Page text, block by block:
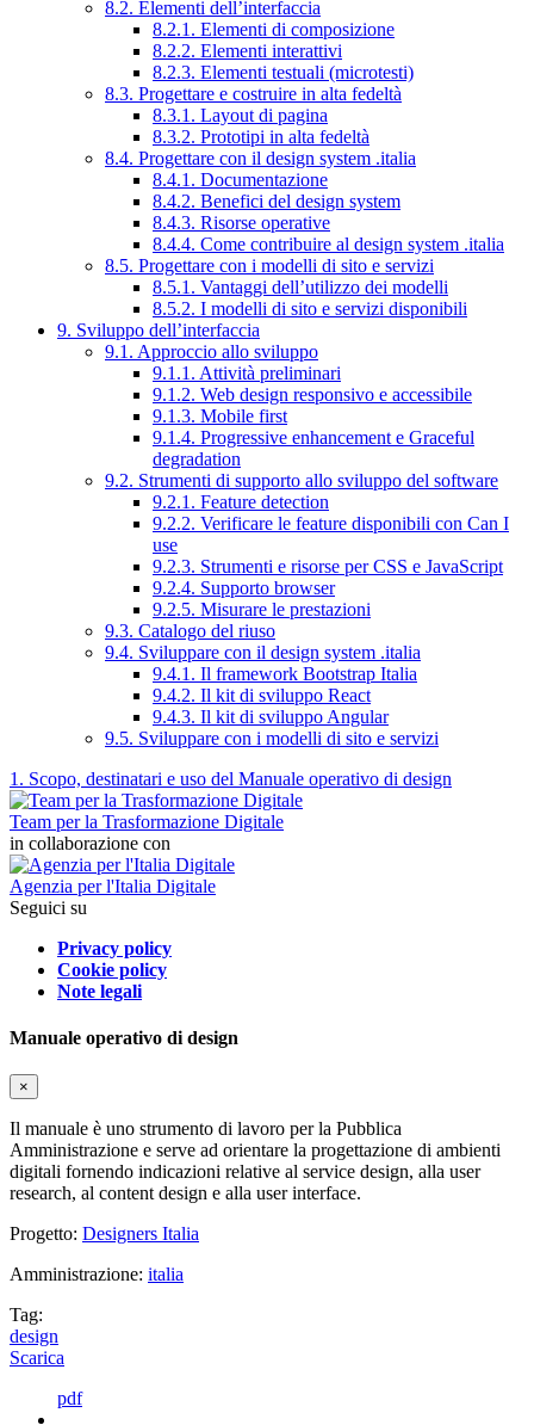
8.2. Elementi dell’interfaccia
8.2.1. Elementi di composizione
8.2.2. Elementi interattivi
8.2.3. Elementi testuali (microtesti)
8.3. Progettare e costruire in alta fedeltà
8.3.1. Layout di pagina
8.3.2. Prototipi in alta fedeltà
8.4. Progettare con il design system .italia
8.4.1. Documentazione
8.4.2. Benefici del design system
8.4.3. Risorse operative
8.4.4. Come contribuire al design system .italia
8.5. Progettare con i modelli di sito e servizi
8.5.1. Vantaggi dell’utilizzo dei modelli
8.5.2. I modelli di sito e servizi disponibili
9. Sviluppo dell’interfaccia
9.1. Approccio allo sviluppo
9.1.1. Attività preliminari
9.1.2. Web design responsivo e accessibile
9.1.3. Mobile first
9.1.4. Progressive enhancement e Graceful
degradation
9.2. Strumenti di supporto allo sviluppo del software
9.2.1. Feature detection
9.2.2. Verificare le feature disponibili con Can I
use
9.2.3. Strumenti e risorse per CSS e JavaScript
9.2.4. Supporto browser
9.2.5. Misurare le prestazioni
9.3. Catalogo del riuso
9.4. Sviluppare con il design system .italia
9.4.1. Il framework Bootstrap Italia
9.4.2. Il kit di sviluppo React
9.4.3. Il kit di sviluppo Angular
9.5. Sviluppare con i modelli di sito e servizi
1. Scopo, destinatari e uso del Manuale operativo di design
Team per la Trasformazione Digitale
in collaborazione con
Agenzia per l'Italia Digitale
Seguici su
Privacy policy
Cookie policy
Note legali
Manuale operativo di design
×
Il manuale è uno strumento di lavoro per la Pubblica
Amministrazione e serve ad orientare la progettazione di ambienti
digitali fornendo indicazioni relative al service design, alla user
research, al content design e alla user interface.
Progetto: Designers Italia
Amministrazione: italia
Tag:
design
Scarica
pdf